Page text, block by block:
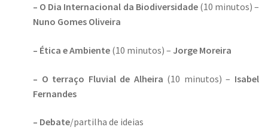
– O Dia Internacional da Biodiversidade(10 minutos) –
Nuno Gomes Oliveira
– Ética e Ambiente (10 minutos) – Jorge Moreira
– O terraço Fluvial de Alheira (10 minutos) – Isabel
Fernandes
– Debate/partilha de ideias